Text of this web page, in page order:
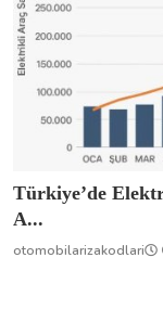
Türkiye’de
A...
otomobilarizakodlari